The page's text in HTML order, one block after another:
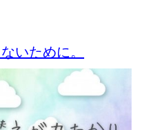
いために。